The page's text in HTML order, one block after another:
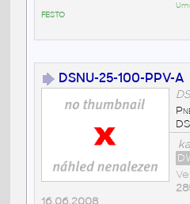
FESTO
DSNU-25-100-PPV-A